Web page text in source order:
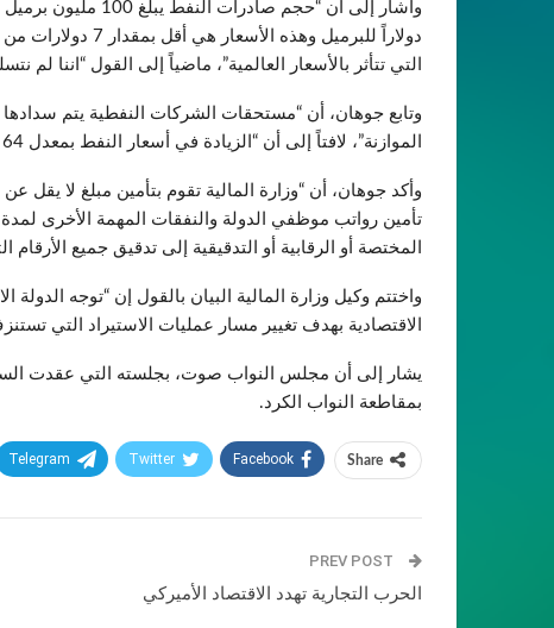
دولاراً للبرميل
التي تتأثر بالأسعار العالمية”، ماضياً إلى القول “اننا لم
وتابع جوهان، أن “مستحقات الشركات النفطية يتم
الموازنة”، لافتاً إلى أن “الزيادة في أسعار النفط بمعدل 64 دولاراً للبرميل ساعد الحكومة في عدم الذهاب إلى الاقتراض”.
تأمين رواتب موظفي الدولة والنفقات المهمة الأخرى لمدة
المختصة أو الرقابية أو التدقيقية إلى تدقيق جميع الأرقام
واختتم وكيل وزارة المالية البيان بالقول إن “توجه
الاقتصادية بهدف تغيير مسار عمليات الاستيراد التي
بمقاطعة النواب الكرد.
Share
Facebook
Twitter
Telegram
الحرب التجارية تهدد الاقتصاد الأميركي